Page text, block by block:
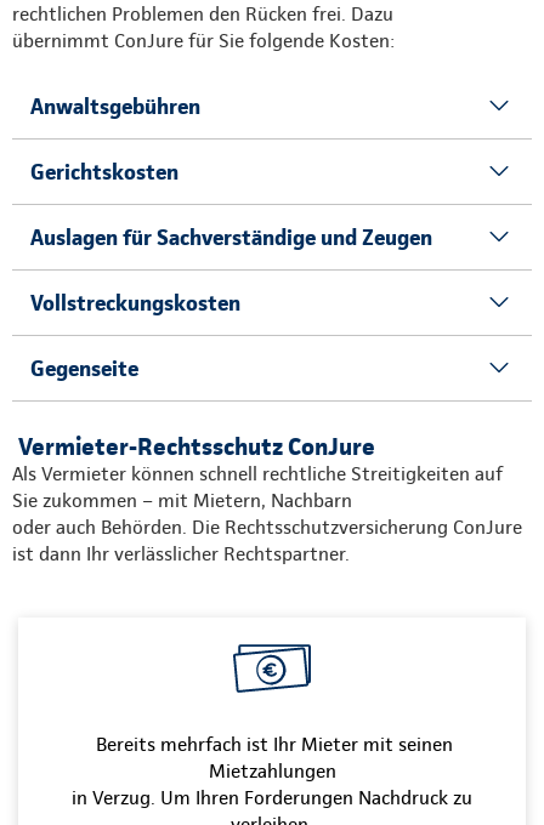
rechtlichen Problemen den Rücken frei. Dazu
übernimmt ConJure für Sie folgende Kosten:
Anwaltsgebühren
Gerichtskosten
Auslagen für Sachverständige und Zeugen
Vollstreckungskosten
Gegenseite
Vermieter-Rechtsschutz ConJure
Als Vermieter können schnell rechtliche Streitigkeiten auf
Sie zukommen – mit Mietern, Nachbarn
oder auch Behörden. Die Rechtsschutzversicherung ConJure
ist dann Ihr verlässlicher Rechtspartner.
Bereits mehrfach ist Ihr Mieter mit seinen
Mietzahlungen
in Verzug. Um Ihren Forderungen Nachdruck zu